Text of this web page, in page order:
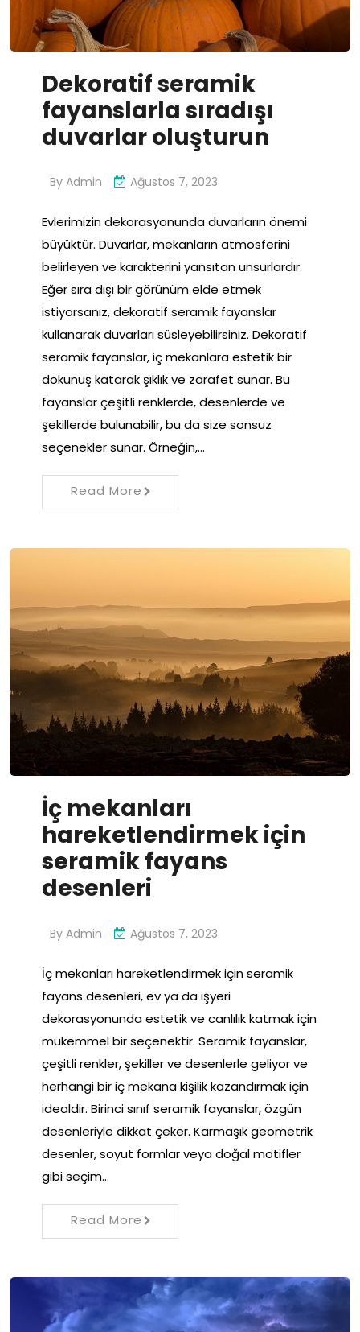
Dekoratif seramik
fayanslarla sıradışı
duvarlar oluşturun
By Admin Ağustos 7, 2023
Evlerimizin dekorasyonunda duvarların önemi
büyüktür. Duvarlar, mekanların atmosferini
belirleyen ve karakterini yansıtan unsurlardır.
Eğer sıra dışı bir görünüm elde etmek
istiyorsanız, dekoratif seramik fayanslar
kullanarak duvarları süsleyebilirsiniz. Dekoratif
seramik fayanslar, iç mekanlara estetik bir
dokunuş katarak şıklık ve zarafet sunar. Bu
fayanslar çeşitli renklerde, desenlerde ve
şekillerde bulunabilir, bu da size sonsuz
seçenekler sunar. Örneğin,…
Read More
İç mekanları
hareketlendirmek için
seramik fayans
desenleri
By Admin Ağustos 7, 2023
İç mekanları hareketlendirmek için seramik
fayans desenleri, ev ya da işyeri
dekorasyonunda estetik ve canlılık katmak için
mükemmel bir seçenektir. Seramik fayanslar,
çeşitli renkler, şekiller ve desenlerle geliyor ve
herhangi bir iç mekana kişilik kazandırmak için
idealdir. Birinci sınıf seramik fayanslar, özgün
desenleriyle dikkat çeker. Karmaşık geometrik
desenler, soyut formlar veya doğal motifler
gibi seçim…
Read More